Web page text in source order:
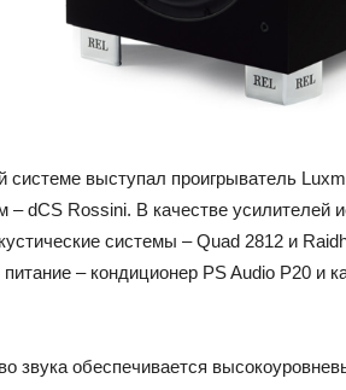
системе выступал проигрыватель
dCS Rossini. В качестве усилителей
системы – Quad 2812 и
– кондиционер PS Audio P20 и
звука обеспечивается